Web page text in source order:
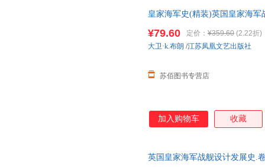
皇家海军史(精装)英国皇家海
¥79.60 定价： ¥359.60 (2.22折)
苏佰图书专营店
大卫·k.布朗 /江苏凤凰文艺出版社
加入购物车 收藏
英国皇家海军战舰设计发展史.